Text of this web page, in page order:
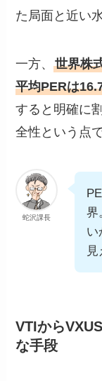
た局面と近い
一方、世界株
平均PERは
すると明確に
全性という点
蛇沢課長
界
い
見
VTIから
な手段